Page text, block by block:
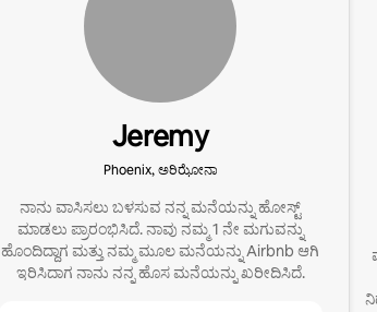
Jeremy
Phoenix, ಅರಿಝೋನಾ
ನಾನು ವಾಸಿಸಲು ಬಳಸುವ ನನ್ನ ಮನೆಯನ್ನು ಹೋಸ್ಟ್
ಮಾಡಲು ಪ್ರಾರಂಭಿಸಿದೆ. ನಾವು ನಮ್ಮ 1 ನೇ ಮಗುವನ್ನು
ಹೊಂದಿದ್ದಾಗ ಮತ್ತು ನಮ್ಮ ಮೂಲ ಮನೆಯನ್ನು Airbnb ಆಗಿ
ಇರಿಸಿದಾಗ ನಾನು ನನ್ನ ಹೊಸ ಮನೆಯನ್ನು ಖರೀದಿಸಿದೆ.